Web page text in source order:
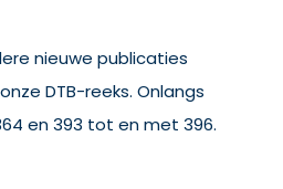
nieuwe publicaties
DTB-reeks. Onlangs
en 393 tot en met 396.